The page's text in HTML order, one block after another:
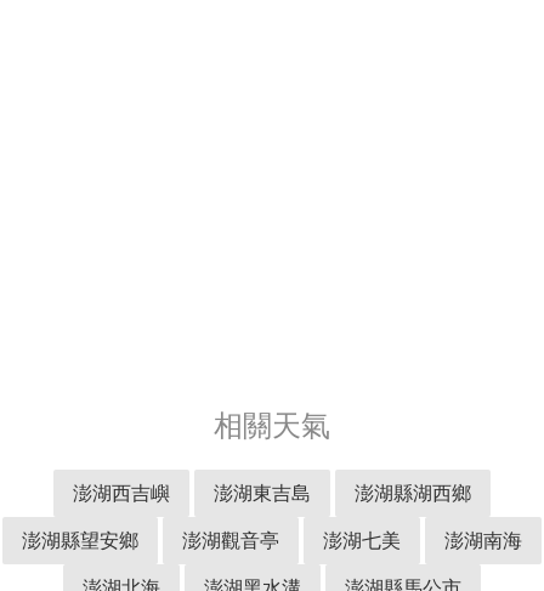
相關天氣
澎湖西吉嶼 澎湖東吉島
澎湖縣湖西鄉
澎湖縣望安鄉
澎湖觀音亭 澎湖七美
澎湖南海